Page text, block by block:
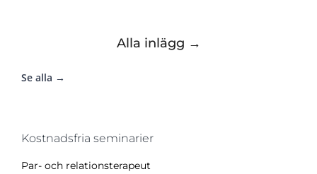
Alla inlägg →
Se alla →
Kostnadsfria seminarier
Par- och relationsterapeut